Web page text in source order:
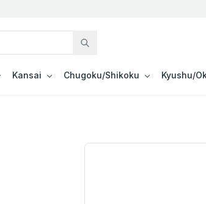
Kansai Chugoku/Shikoku Kyushu/